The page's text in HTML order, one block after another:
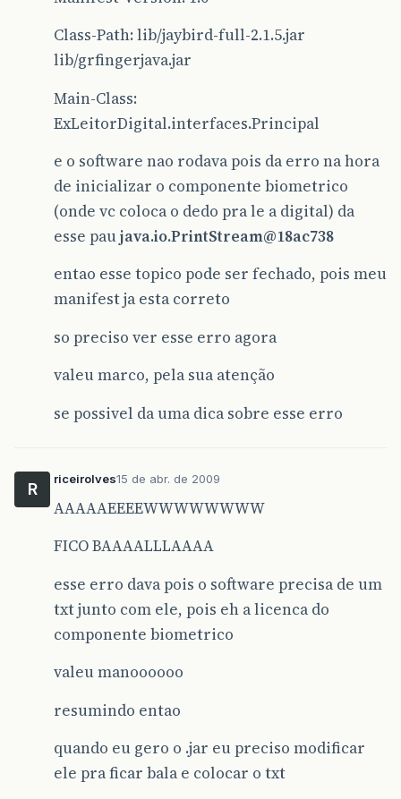
Class-Path: lib/jaybird-full-2.1.5.jar
lib/grfingerjava.jar
Main-Class:
ExLeitorDigital.interfaces.Principal
e o software nao rodava pois da erro na hora
de inicializar o componente biometrico
(onde vc coloca o dedo pra le a digital) da
esse paujava.io.PrintStream@18ac738
entao esse topico pode ser fechado, pois meu
manifest ja esta correto
so preciso ver esse erro agora
valeu marco, pela sua atenção
se possivel da uma dica sobre esse erro
R
riceirolves15 de abr. de 2009
AAAAAEEEEWWWWWWWW
FICO BAAAALLLAAAA
esse erro dava pois o software precisa de um
txt junto com ele, pois eh a licenca do
componente biometrico
valeu manoooooo
resumindo entao
quando eu gero o .jar eu preciso modificar
ele pra ficar bala e colocar o txt